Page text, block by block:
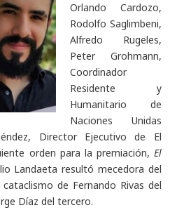
Orlando Cardozo,
Rodolfo Saglimbeni,
Alfredo Rugeles,
Peter Grohmann,
Coordinador
Residente y
Humanitario de
Naciones Unidas
Director Ejecutivo de El
orden para la premiación, El
Landaeta resultó mecedora del
de Fernando Rivas del
Díaz del tercero.